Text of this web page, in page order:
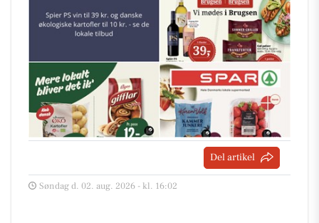
Del artikel
Søndag d. 02. aug. 2026 - kl. 16:02